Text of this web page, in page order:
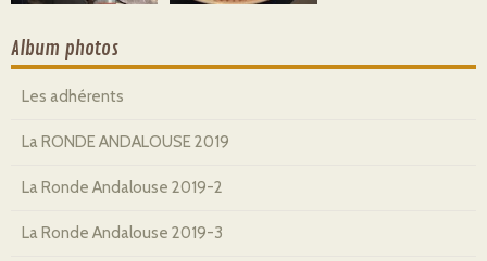
Album photos
Les adhérents
La RONDE ANDALOUSE 2019
La Ronde Andalouse 2019-2
La Ronde Andalouse 2019-3